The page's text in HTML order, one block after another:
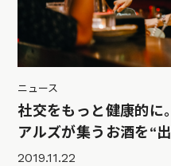
ニュース
社交をもっと健康的に
アルズが集うお酒を“
2019.11.22